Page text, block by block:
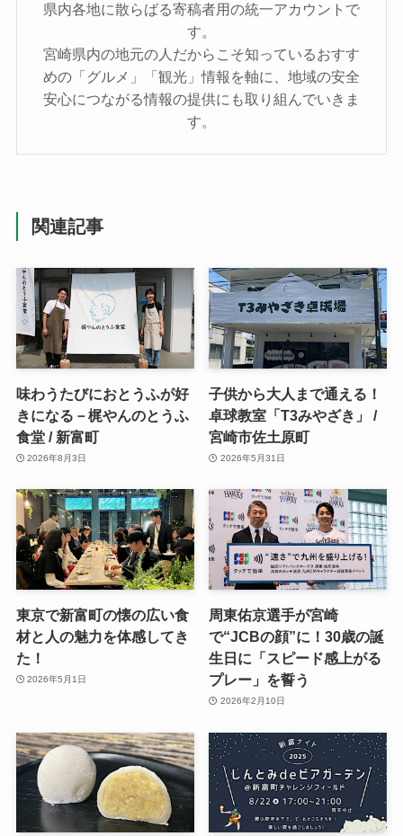
県内各地に散らばる寄稿者用の統一アカウントで
す。
宮崎県内の地元の人だからこそ知っているおすす
めの「グルメ」「観光」情報を軸に、地域の安全
安心につながる情報の提供にも取り組んでいきま
す。
関連記事
味わうたびにおとうふが好
きになる－梶やんのとうふ
食堂 / 新富町
2026年8月3日
子供から大人まで通える！
卓球教室「T3みやざき」 /
宮崎市佐土原町
2026年5月31日
東京で新富町の懐の広い食
材と人の魅力を体感してき
た！
2026年5月1日
周東佑京選手が宮崎
で“JCBの顔”に！30歳の誕
生日に「スピード感上がる
プレー」を誓う
2026年2月10日